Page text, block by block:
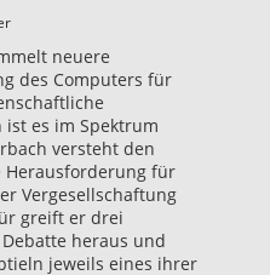
neuere
des Computers für
es im Spektrum
versteht den
Herausforderung für
Vergesellschaftung
greift er drei
heraus und
jeweils eines ihrer